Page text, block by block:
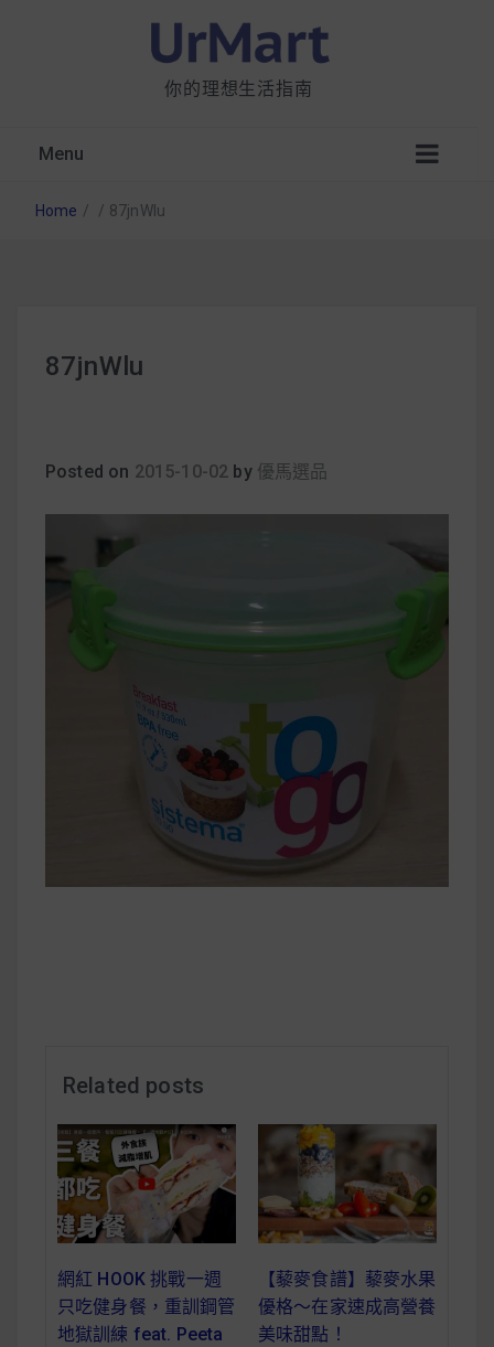
你的理想生活指南
Menu
析：成分、營養價值及其優缺點
簡單料理
運動健身飲食建議
2020 年最新蛋白粉終極指南，讓你一次搞
七大經典健身疑問，不要再被這些問題困擾
蔬食純素營養
純素料理食譜
蔬食純素餐廳推薦
Home / / 87jnWlu
87jnWlu
Posted on 2015-10-02 by 優馬選品
Related posts
網紅 HOOK 挑戰一週
只吃健身餐，重訓鋼管
地獄訓練 feat. Peeta
【藜麥食譜】藜麥水果
優格～在家速成高營養
美味甜點！